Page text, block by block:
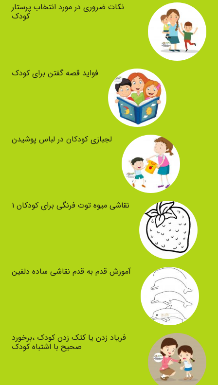
نکات ضروری در مورد انتخاب پرستار
کودک
فواید قصه گفتن برای کودک
لجبازی کودکان در لباس پوشیدن
نقاشی میوه توت فرنگی برای کودکان ۱
آموزش قدم به قدم نقاشی ساده دلفین
فریاد زدن یا کتک زدن کودک ،برخورد
صحیح با اشتباه کودک